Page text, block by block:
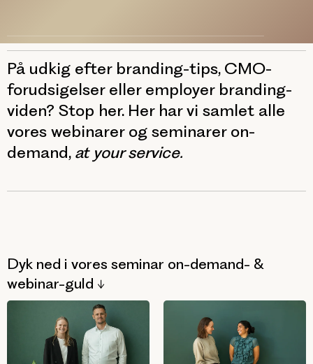
På udkig efter branding-tips, CMO-
forudsigelser eller employer branding-
viden? Stop her. Her har vi samlet alle
vores webinarer og seminarer on-
demand, at your service.
Dyk ned i vores seminar on-demand- &
webinar-guld ↓